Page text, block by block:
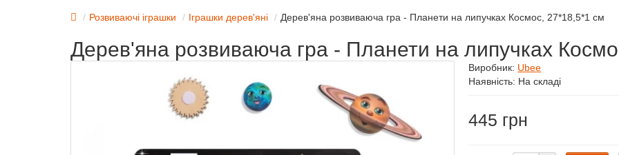
Розвиваючі іграшки Іграшки дерев'яні Дерев'яна розвиваюча гра - Планети на липучках Космос, 27*18,5*1 см
Дерев'яна розвиваюча гра - Планети на липучках
Виробник: Ubee
Наявність: На складі
445